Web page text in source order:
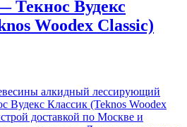
Текнос Вудекс
Woodex Classic)
алкидный лессирующий
Вудекс Классик (Teknos Woodex
доставкой по Москве и